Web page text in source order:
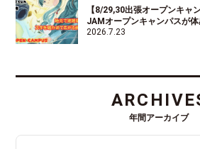
【8/29,30出張オープンキャ
JAMオープンキャンパスが体
2026.7.23
年間アーカイブ